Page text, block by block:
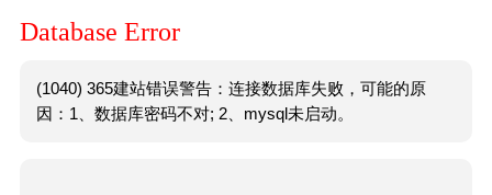
Database Error
(1040) 365建站错误警告：连接数据库失败，可能的原
因：1、数据库密码不对; 2、mysql未启动。